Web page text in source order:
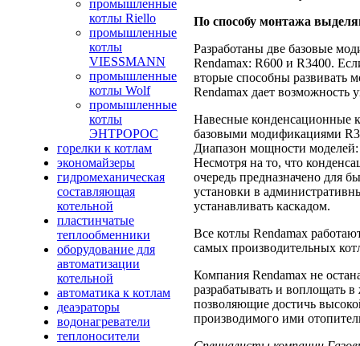
промышленные
котлы Riello
промышленные
котлы
VIESSMANN
промышленные
котлы Wolf
промышленные
котлы
ЭНТРОРОС
горелки к котлам
экономайзеры
гидромеханическая
составляющая
котельной
пластинчатые
теплообменники
оборудование для
автоматизации
котельной
автоматика к котлам
деаэраторы
водонагреватели
теплоносители
По способу монтажа
Разработаны две базовые
Rendamax: R600 и R3400.
вторые способны развивать
Rendamax дает возможность
Навесные конденсационные
базовыми модификациями
Диапазон мощности
Несмотря на то, что
очередь предназначено для
установки в
устанавливать каскадом.
Все котлы Rendamax
самых производительных
Компания Rendamax не
разрабатывать и воплощать
позволяющие достичь
производимого ими